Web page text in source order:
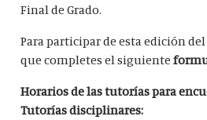
Final de Grado.
Para participar de esta edición del
que completes el siguiente
Horarios de las tutorías para
Tutorías disciplinares: